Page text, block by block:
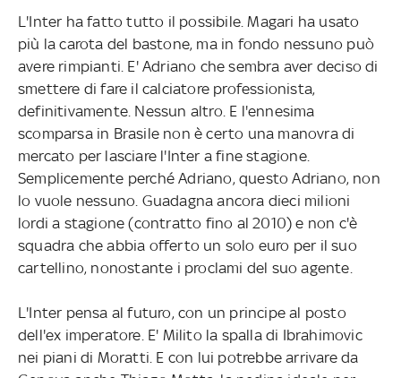
L'Inter ha fatto tutto il possibile. Magari ha usato
più la carota del bastone, ma in fondo nessuno può
avere rimpianti. E' Adriano che sembra aver deciso di
smettere di fare il calciatore professionista,
definitivamente. Nessun altro. E l'ennesima
scomparsa in Brasile non è certo una manovra di
mercato per lasciare l'Inter a fine stagione.
Semplicemente perché Adriano, questo Adriano, non
lo vuole nessuno. Guadagna ancora dieci milioni
lordi a stagione (contratto fino al 2010) e non c'è
squadra che abbia offerto un solo euro per il suo
cartellino, nonostante i proclami del suo agente.
L'Inter pensa al futuro, con un principe al posto
dell'ex imperatore. E' Milito la spalla di Ibrahimovic
nei piani di Moratti. E con lui potrebbe arrivare da